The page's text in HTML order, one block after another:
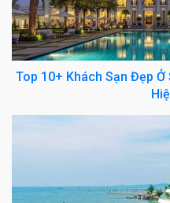
Top 10+ Khách Sạn Đẹp